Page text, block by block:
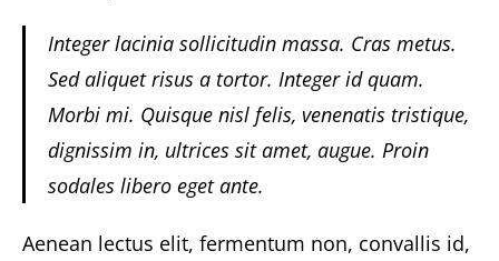
Integer lacinia sollicitudin massa. Cras metus.
Sed aliquet risus a tortor. Integer id quam.
Morbi mi. Quisque nisl felis, venenatis tristique,
dignissim in, ultrices sit amet, augue. Proin
sodales libero eget ante.
Aenean lectus elit, fermentum non, convallis id,